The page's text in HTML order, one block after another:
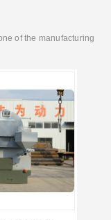
of the manufacturing